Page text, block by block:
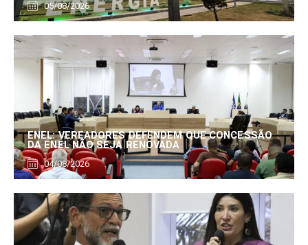
05/08/2026
ENEL: VEREADORES DEFENDEM QUE CONCESSÃO
DA ENEL NÃO SEJA RENOVADA
04/08/2026